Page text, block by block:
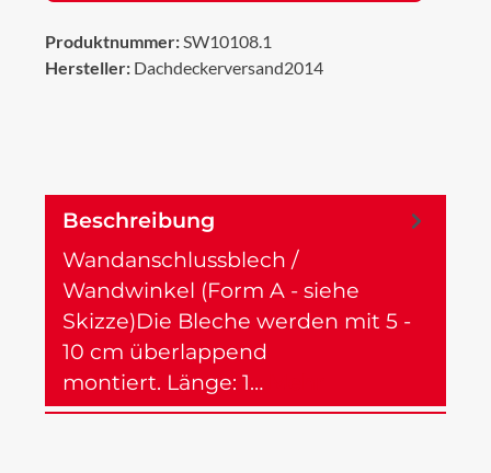
Produktnummer:SW10108.1
Hersteller: Dachdeckerversand2014
Beschreibung
Wandanschlussblech /
Wandwinkel (Form A - siehe
Skizze)Die Bleche werden mit 5 -
10 cm überlappend
montiert. Länge: 1…